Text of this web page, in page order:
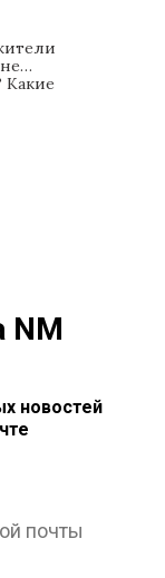
Какие
и как Кишинев
NM
новостей